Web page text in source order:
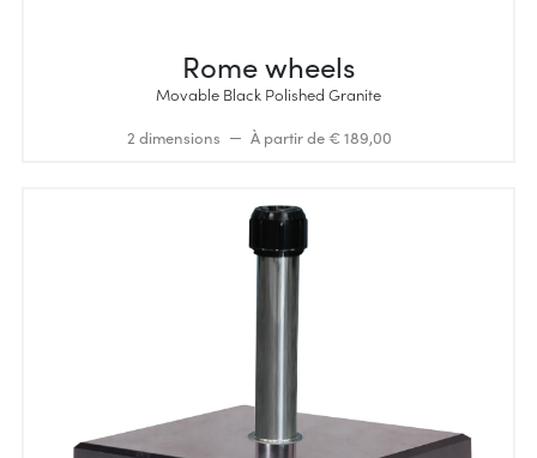
Rome wheels
Movable Black Polished Granite
2 dimensions À partir de € 189,00